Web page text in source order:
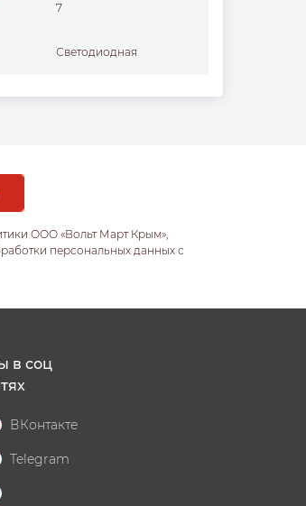
7
светодиодная
ООО «Вольт Март Крым»,
персональных данных с
в соц
ВКонтакте
Telegram